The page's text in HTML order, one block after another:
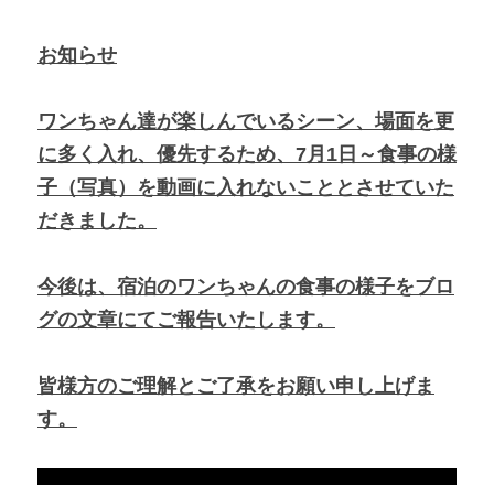
お知らせ
ワンちゃん達が楽しんでいるシーン、場面を更
に多く入れ、優先するため、7月1日～食事の様
子（写真）を動画に入れないこととさせていた
だきました。
今後は、宿泊のワンちゃんの食事の様子をブロ
グの文章にてご報告いたします。
皆様方のご理解とご了承をお願い申し上げま
す。